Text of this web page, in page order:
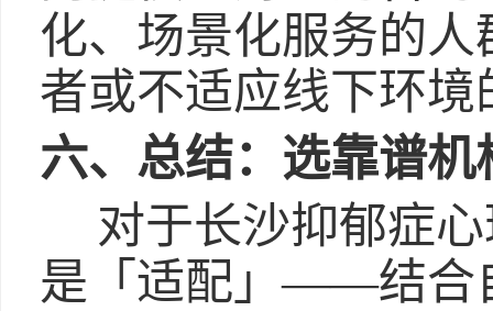
化、场景化服务的
者或不适应线下环境
六、总结：选靠谱
对于长沙抑郁症
是「适配」——结合